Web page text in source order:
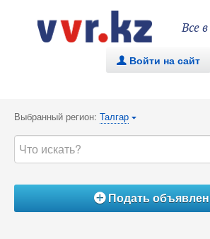
Все
. Войти на сайт
Выбранный регион: Талгар {
ÁПодать